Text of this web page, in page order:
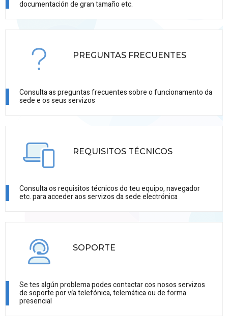
documentación de gran tamaño etc.
PREGUNTAS FRECUENTES
Consulta as preguntas frecuentes sobre o funcionamento da
sede e os seus servizos
REQUISITOS TÉCNICOS
Consulta os requisitos técnicos do teu equipo, navegador
etc. para acceder aos servizos da sede electrónica
SOPORTE
Se tes algún problema podes contactar cos nosos servizos
de soporte por vía telefónica, telemática ou de forma
presencial